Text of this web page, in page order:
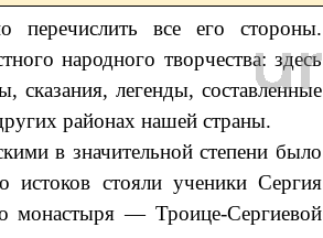
перечислить все его стороны.
народного творчества: здесь
легенды, составленные
районах нашей страны.
в значительной степени было
истоков стояли ученики Сергия
монастыря — Троице-Сергиевой